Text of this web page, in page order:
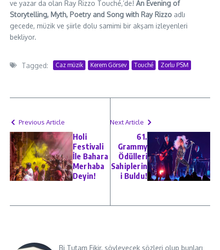
ve yazar da olan Ray Rizzo Touché,’de! An Evening of
Storytelling, Myth, Poetry and Song with Ray Rizzo adlı
gecede, müzik ve şiirle dolu samimi bir akşam izleyenleri
bekliyor.
Tagged: Caz müzik Kerem Görsev Touché Zorlu PSM
Previous Article
Holi
Festivali
İle Bahara
Merhaba
Deyin!
Next Article
61.
Grammy
Ödülleri
Sahiplerin
i Buldu!
Bi Tutam Fikir, söyleyecek sözleri olup bunları